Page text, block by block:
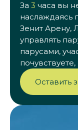
За 3 часа вы
наслаждаясь
Зенит Арену,
управлять
парусами,
Оставить